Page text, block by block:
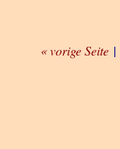
« vorige Seite |